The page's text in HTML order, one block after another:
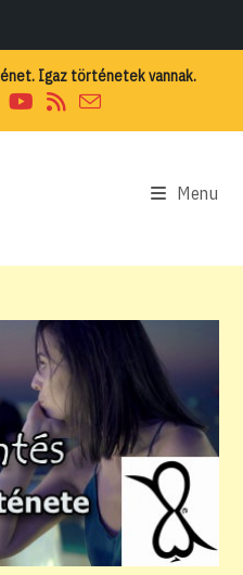
Igaz történetek vannak.
Menu